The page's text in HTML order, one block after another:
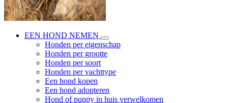
EEN HOND NEMEN
Honden per eigenschap
Honden per grootte
Honden per soort
Honden per vachttype
Een hond kopen
Een hond adopteren
Hond of puppy in huis verwelkomen